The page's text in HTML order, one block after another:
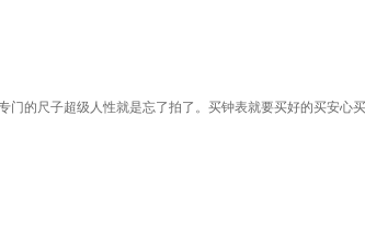
的尺子超级人性就是忘了拍了。买钟表就要买好的买安